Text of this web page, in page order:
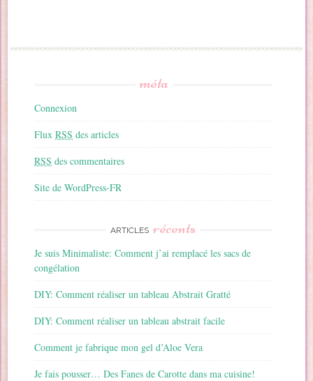
méta
Connexion
FluxRSS des articles
RSS des commentaires
Site de WordPress-FR
ARTICLES récents
Je suis Minimaliste: Comment j’ai remplacé les sacs de
congélation
DIY: Comment réaliser un tableau Abstrait Gratté
DIY: Comment réaliser un tableau abstrait facile
Comment je fabrique mon gel d’Aloe Vera
Je fais pousser… Des Fanes de Carotte dans ma cuisine!